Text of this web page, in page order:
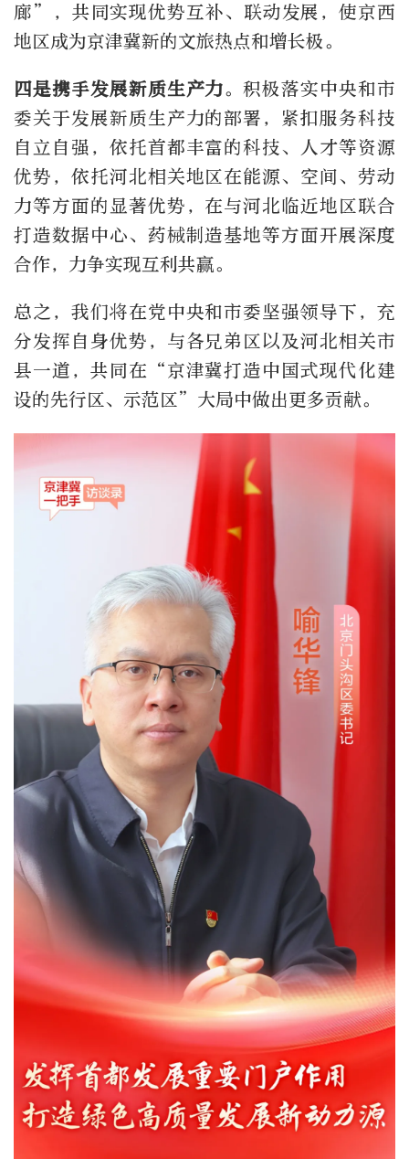
廊”，共同实现优势互补、联动发展，使京西
地区成为京津冀新的文旅热点和增长极。
四是携手发展新质生产力。积极落实中央和市
委关于发展新质生产力的部署，紧扣服务科技
自立自强，依托首都丰富的科技、人才等资源
优势，依托河北相关地区在能源、空间、劳动
力等方面的显著优势，在与河北临近地区联合
打造数据中心、药械制造基地等方面开展深度
合作，力争实现互利共赢。
总之，我们将在党中央和市委坚强领导下，充
分发挥自身优势，与各兄弟区以及河北相关市
县一道，共同在“京津冀打造中国式现代化建
设的先行区、示范区”大局中做出更多贡献。